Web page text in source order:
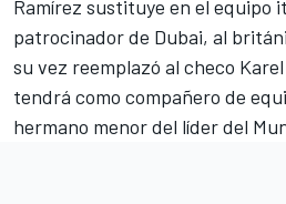
Ramírez sustituye en el equipo
patrocinador de Dubai, al
su vez reemplazó al checo
tendrá como compañero de
hermano menor del líder del